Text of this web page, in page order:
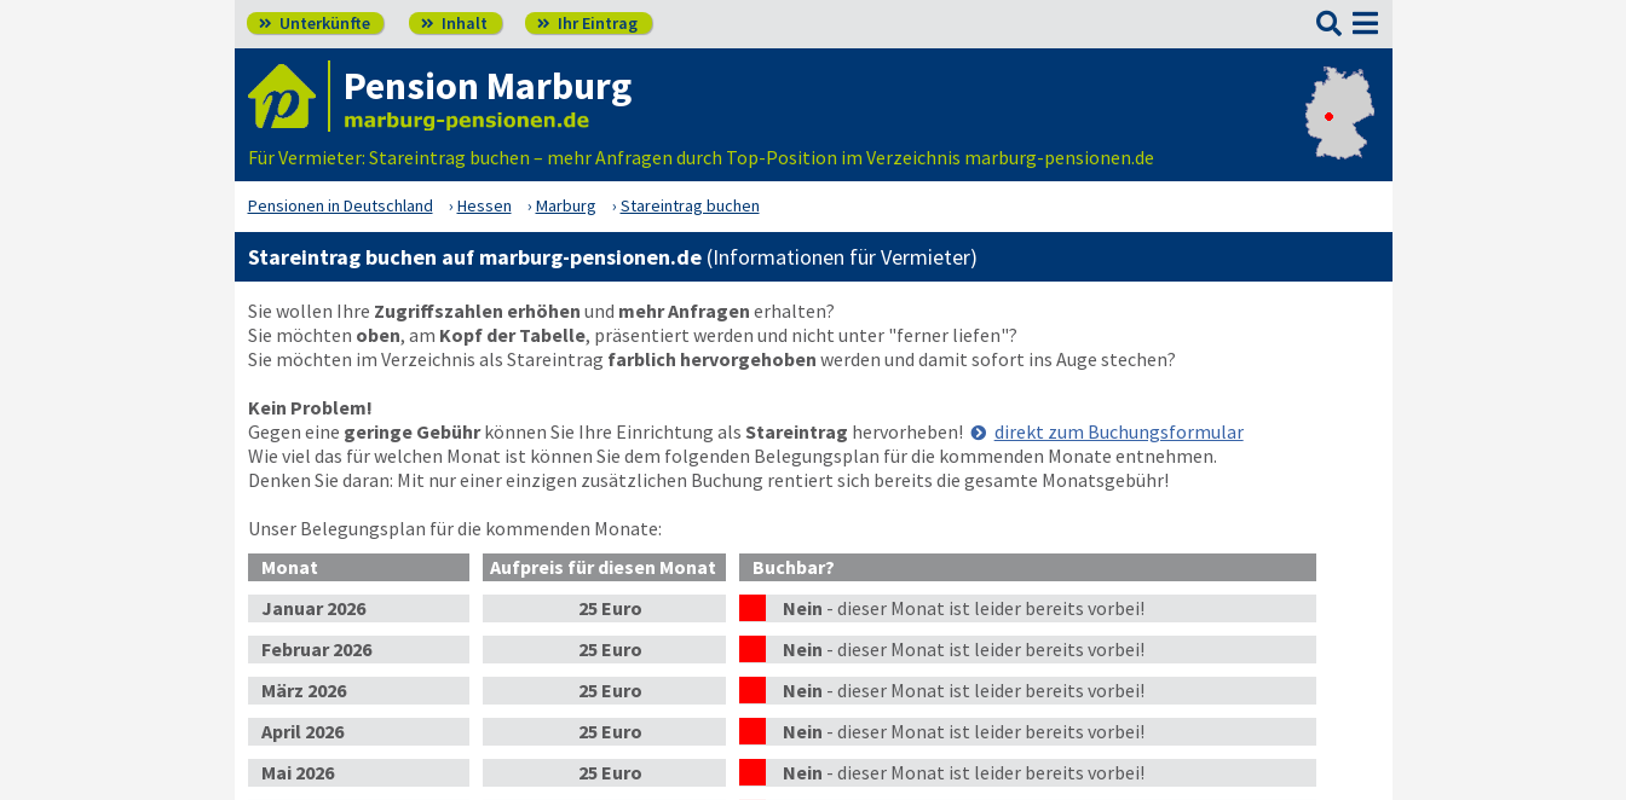
 Unterkünfte  Inhalt  Ihr Eintrag 
Pension Marburg
Für Vermieter: Stareintrag buchen – mehr Anfragen durch Top-Position im Verzeichnis marburg-pensionen.de
Pensionen in Deutschland Hessen Marburg Stareintrag buchen
Stareintrag buchen auf marburg-pensionen.de (Informationen für Vermieter)
Sie wollen Ihre Zugriffszahlen erhöhen und mehr Anfragen erhalten?
Sie möchten oben, am Kopf der Tabelle, präsentiert werden und nicht unter "ferner liefen"?
Sie möchten im Verzeichnis als Stareintrag farblich hervorgehoben werden und damit sofort ins Auge stechen?
Kein Problem!
Gegen eine geringe Gebührkönnen Sie Ihre Einrichtung als Stareintrag hervorheben!
direkt zum Buchungsformular
Wie viel das für welchen Monat ist können Sie dem folgenden Belegungsplan für die kommenden Monate entnehmen.
Denken Sie daran: Mit nur einer einzigen zusätzlichen Buchung rentiert sich bereits die gesamte Monatsgebühr!
Unser Belegungsplan für die kommenden Monate:
Monat
Aufpreis für diesen Monat
Buchbar?
Januar2026 25 Euro Nein - dieser Monat ist leider bereits vorbei!
Februar2026 25 Euro Nein - dieser Monat ist leider bereits vorbei!
März 2026 25 Euro Nein - dieser Monat ist leider bereits vorbei!
April2026 25 Euro Nein - dieser Monat ist leider bereits vorbei!
Mai2026 25 Euro Nein - dieser Monat ist leider bereits vorbei!